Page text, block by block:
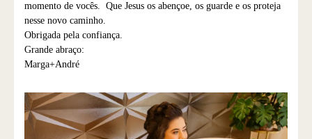
momento de vocês. Que Jesus os abençoe, os guarde e os proteja
nesse novo caminho.
Obrigada pela confiança.
Grande abraço:
Marga+André